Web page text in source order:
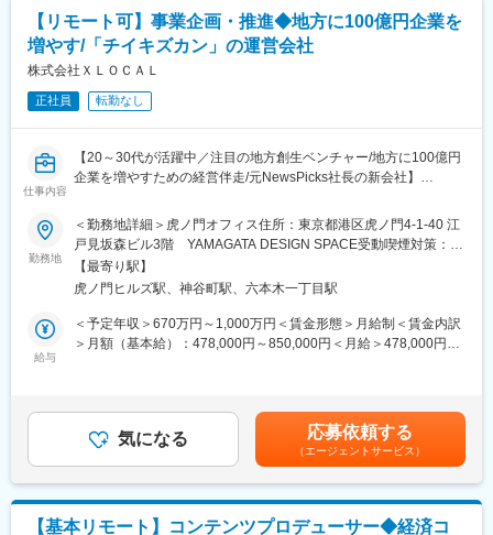
＜対象となる顧客＞
主には100億円未満の経営者で、地方の老舗企業や成長意欲の高
い企業の経営層
※現在はリモートワーク中心ですが、チームビルディングのため必
要に応じて出社を伴います
■仕事内容：
■新規パートナー開拓
◯アプローチ戦略の設計と商談創出
└ ターゲット企業（大手事業会社・金融機関・行政・広告代理店
等）の選定とアプローチ戦略の設計。経営層・事業責任者レベル
へのダイレクトアプローチ、商談の創出。既存パートナーからの
リファラル獲得、業界ネットワークの構築。
■共創企画の立案・プロデュース
◯オーダーメイドの協賛プランの設計と実行
会員向けイベント・セミナー・コンテンツの企画プロデュース
（社内チームと連携）。企画から実行・レポーティングまでのプ
ロジェクトマネジメント。
◯営業プロセスの型化と新モデルの提案
└ 協賛メニューの体系化・パッケージ設計。営業プロセスの型
※組織は約30名で、平均年齢は36歳です。
有名企業やスタートアップ、コンサルタントなど出身のユニーク
なメンバーで構成されています。
＜対象となる顧客＞
【リモート可】事業企画・推進◆地方に100億円企業を
増やす/「チイキズカン」の運営会社
株式会社ＸＬＯＣＡＬ
正社員 転勤なし
仕事内容
【20～30代が活躍中／注目の地方創生ベンチャー/地方に100億円
企業を増やすための経営伴走/元NewsPicks社長の新会社】
■ミッション：
【お任せする一連のサイクル】
・マーケットリサーチ・戦略策定：地方企業のニーズを深掘り
し、勝てる戦い方を定義する。
・商品・サービス企画：研究会プログラムや支援コンテンツの具
体化。
・営業企画・推進：プロデューサー（営業）が動きやすい仕組み
・施策の磨き込み・振り返り：実績に基づき、プロダクトやプロ
セスを高速でアップデートする。
勤務地
＜勤務地詳細＞虎ノ門オフィス住所：東京都港区虎ノ門4-1-40 江
戸見坂森ビル3階 YAMAGATA DESIGN SPACE受動喫煙対策：屋
内全面禁煙変更の範囲：会社の定める事業所（リモートワーク含
む）
【最寄り駅】
虎ノ門ヒルズ駅、神谷町駅、六本木一丁目駅
給与
＜予定年収＞670万円～1,000万円＜賃金形態＞月給制＜賃金内訳
＞月額（基本給）：478,000円～850,000円＜月給＞478,000円～
能性があります。月給(月額)は固定手当を含めた表記です。
気になる 応募依頼する
（エージェントサービス）
【基本リモート】コンテンツプロデューサー◆経済コ